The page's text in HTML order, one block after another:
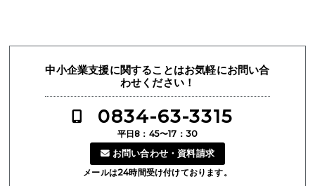
中小企業支援に関することはお気軽にお問い合
わせください！
0834-63-3315
平日8：45〜17：30
お問い合わせ・資料請求
メールは24時間受け付けております。